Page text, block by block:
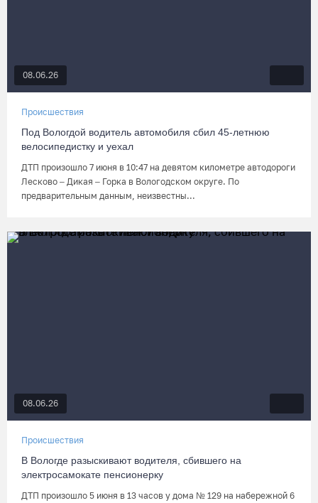
08.06.26
Происшествия
Под Вологдой водитель автомобиля сбил 45-летнюю
велосипедистку и уехал
ДТП произошло 7 июня в 10:47 на девятом километре автодороги
Лесково – Дикая – Горка в Вологодском округе. По
предварительным данным, неизвестны...
08.06.26
Происшествия
В Вологде разыскивают водителя, сбившего на
электросамокате пенсионерку
ДТП произошло 5 июня в 13 часов у дома № 129 на набережной 6